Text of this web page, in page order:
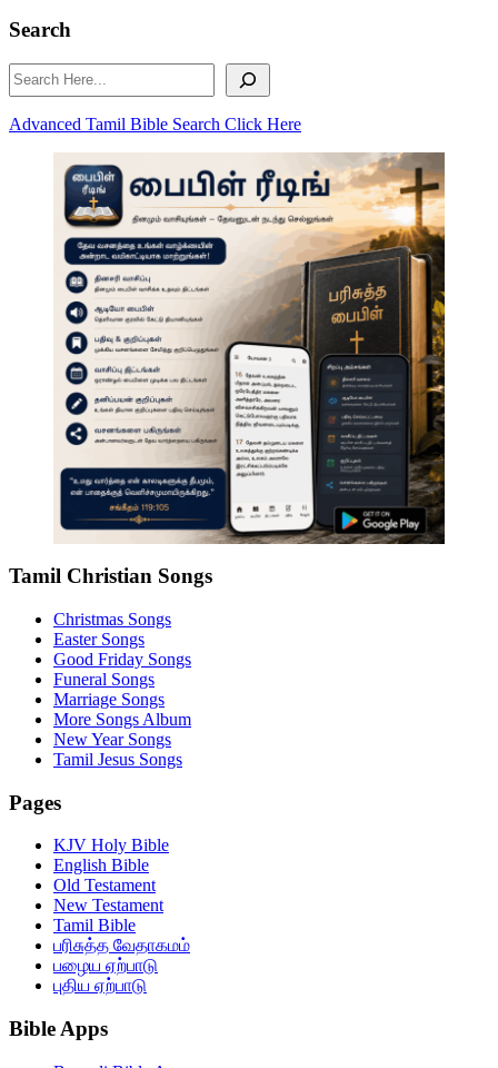
Search
Search
Advanced Tamil Bible Search Click Here
Tamil Christian Songs
Christmas Songs
Easter Songs
Good Friday Songs
Funeral Songs
Marriage Songs
More Songs Album
New Year Songs
Tamil Jesus Songs
Pages
KJV Holy Bible
English Bible
Old Testament
New Testament
Tamil Bible
பரிசுத்த வேதாகமம்
பழைய ஏற்பாடு
புதிய ஏற்பாடு
Bible Apps